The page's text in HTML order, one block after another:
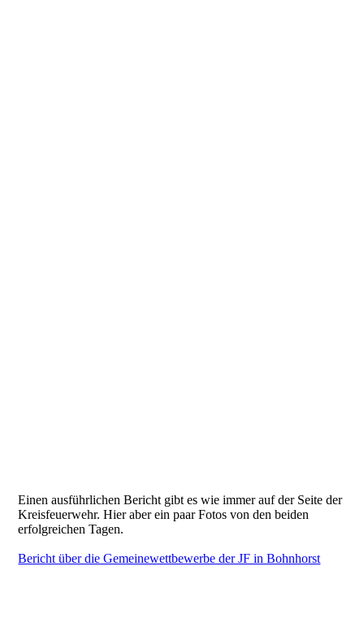
Einen ausführlichen Bericht gibt es wie immer auf der Seite der
Kreisfeuerwehr. Hier aber ein paar Fotos von den beiden
erfolgreichen Tagen.
Bericht über die Gemeinewettbewerbe der JF in Bohnhorst